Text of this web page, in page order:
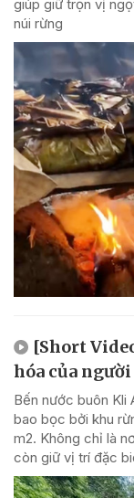
giúp giữ trọn vị
núi rừng
[Short
hóa của người
Bến nước buôn Kli
bao bọc bởi khu
m2. Không chỉ là
còn giữ vị trí đặc